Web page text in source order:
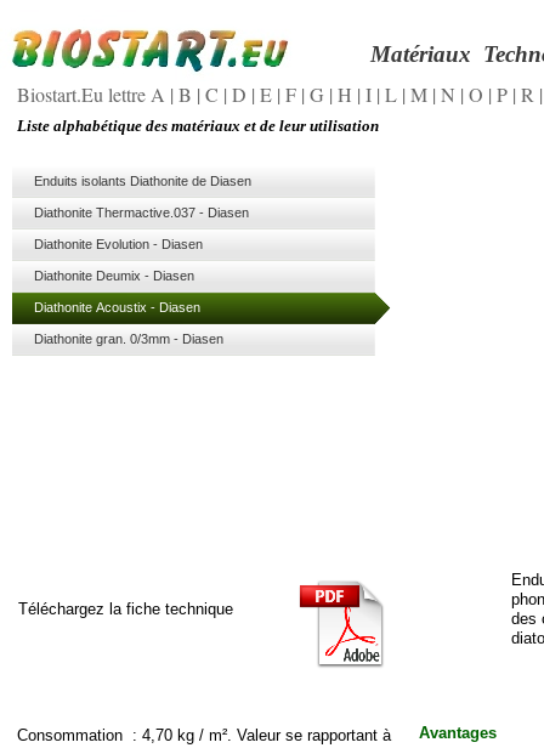
Enduits isolants Diathonite de Diasen
Diathonite Thermactive.037 - Diasen
Diathonite Evolution - Diasen
Diathonite Deumix - Diasen
Diathonite Acoustix - Diasen
Diathonite gran. 0/3mm - Diasen
des
Liste alphabétique des matériaux et de leur utilisation
Biostart.Eu lettre A | B | C | D | E | F | G | H | I | L | M | N | O | P | R
Téléchargez la fiche technique
Consommation : 4,70 kg / m². Valeur se rapportant à
Avantages
Matériaux